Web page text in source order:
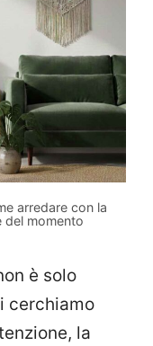
arredare con la
del momento
è solo
cerchiamo
la